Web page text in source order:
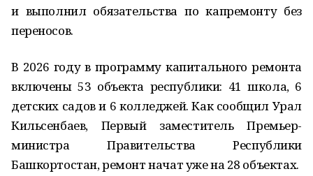
и выполнил обязательства по капремонту без
переносов.
В 2026 году в программу капитального ремонта
включены 53 объекта республики: 41 школа, 6
детских садов и 6 колледжей. Как сообщил Урал
Кильсенбаев, Первый заместитель Премьер-
министра Правительства Республики
Башкортостан, ремонт начат уже на 28 объектах.